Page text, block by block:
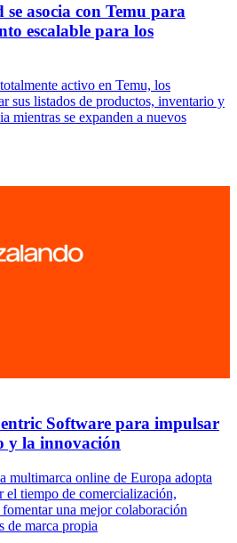
asocia con Temu para
escalable para los
activo en Temu, los
sus listados de productos, inventario y
mientras se expanden a nuevos
Software para impulsar
y la innovación
multimarca online de Europa adopta
tiempo de comercialización,
una mejor colaboración
de marca propia